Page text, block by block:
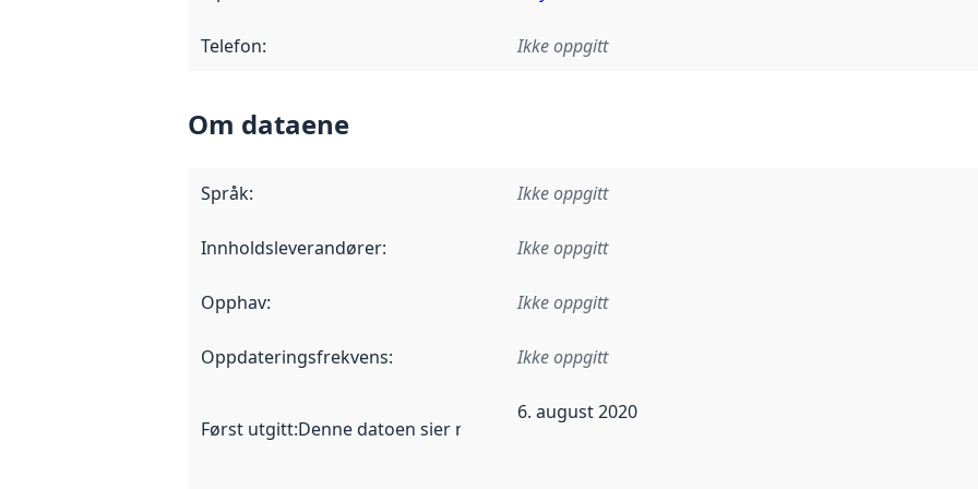
Telefon: Ikke oppgitt
Om dataene
Språk: Ikke oppgitt
Innholdsleverandører: Ikke oppgitt
Opphav: Ikke oppgitt
Oppdateringsfrekvens: Ikke oppgitt
Først utgitt:Denne datoen sier når dataene i dette datasettet første gang ble utgitt. Det kan
6. august 2020